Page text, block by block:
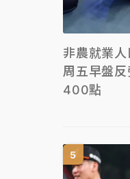
非農就業
周五早盤
400點